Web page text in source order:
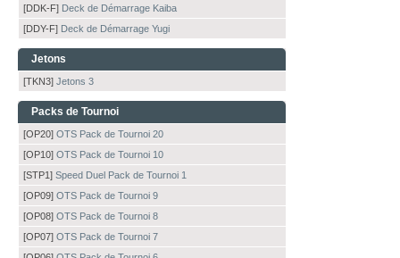
[DDK-F] Deck de Démarrage Kaiba
[DDY-F] Deck de Démarrage Yugi
Jetons
[TKN3] Jetons 3
Packs de Tournoi
[OP20] OTS Pack de Tournoi 20
[OP10] OTS Pack de Tournoi 10
[STP1] Speed Duel Pack de Tournoi 1
[OP09] OTS Pack de Tournoi 9
[OP08] OTS Pack de Tournoi 8
[OP07] OTS Pack de Tournoi 7